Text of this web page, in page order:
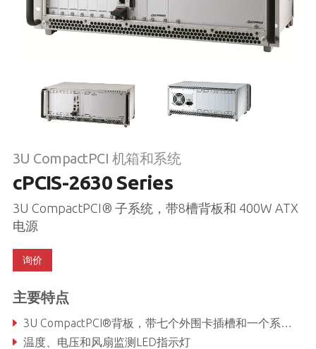
3U CompactPCI 机箱和系统
cPCIS-2630 Series
3U CompactPCI® 子系统，带8槽背板和 400W ATX
电源
询价
主要特点
3U CompactPCI®背板，带七个外围卡插槽和一个系统插槽
温度、电压和风扇监测LED指示灯